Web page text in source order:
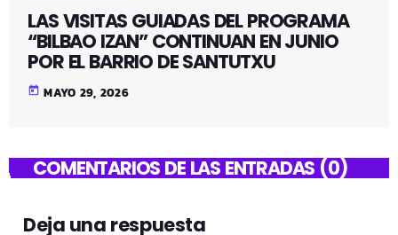
LAS VISITAS GUIADAS DEL PROGRAMA
“BILBAO IZAN” CONTINUAN EN JUNIO
POR EL BARRIO DE SANTUTXU
today MAYO 29, 2026
COMENTARIOS DE LAS ENTRADAS (0)
Deja una respuesta